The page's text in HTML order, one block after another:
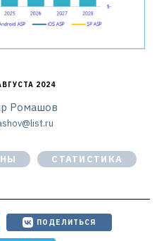
2024
Ромашов
СТАТИСТИКА
ПОДЕЛИТЬСЯ